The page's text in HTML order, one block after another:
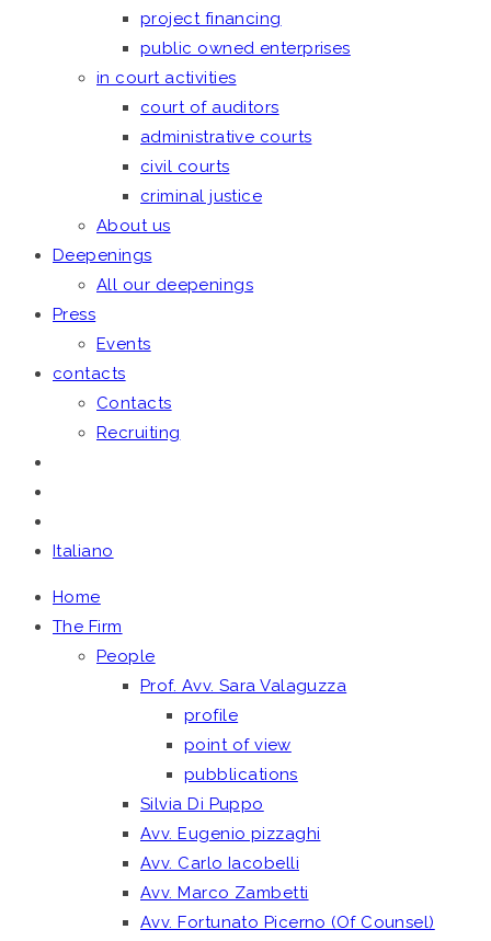
project financing
public owned enterprises
in court activities
court of auditors
administrative courts
civil courts
criminal justice
About us
Deepenings
All our deepenings
Press
Events
contacts
Contacts
Recruiting
Italiano
Home
The Firm
People
Prof. Avv. Sara Valaguzza
profile
point of view
pubblications
Silvia Di Puppo
Avv. Eugenio pizzaghi
Avv. Carlo Iacobelli
Avv. Marco Zambetti
Avv. Fortunato Picerno (Of Counsel)